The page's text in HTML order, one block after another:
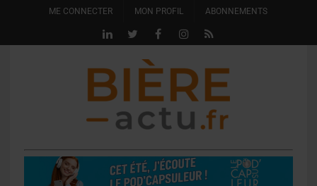
ME CONNECTER MON PROFIL ABONNEMENTS